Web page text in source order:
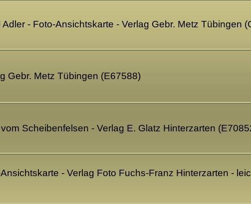
- Foto-Ansichtskarte - Verlag Gebr. Metz Tübingen
Gebr. Metz Tübingen (E67588)
Scheibenfelsen - Verlag E. Glatz Hinterzarten
- Verlag Foto Fuchs-Franz Hinterzarten -